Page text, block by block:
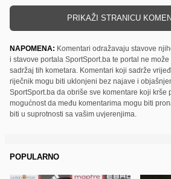
PRIKAŽI STRANICU
NAPOMENA: Komentari odražavaju stavove
i stavove portala SportSport.ba te portal ne
sadržaj tih kometara. Komentari koji sadrže
riječnik mogu biti uklonjeni bez najave i
SportSport.ba da obriše sve komentare koji krše
mogućnost da među komentarima mogu biti
biti u suprotnosti sa vašim uvjerenjima.
POPULARNO